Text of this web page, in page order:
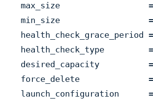
max_size
min_size
health_check_grace_period
health_check_type
desired_capacity
force_delete
launch_configuration